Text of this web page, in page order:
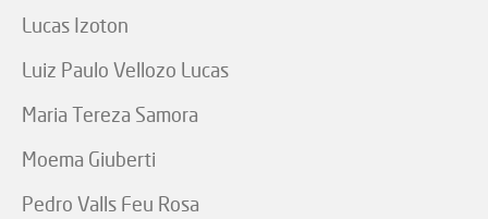
Lucas Izoton
Luiz Paulo Vellozo Lucas
Maria Tereza Samora
Moema Giuberti
Pedro Valls Feu Rosa